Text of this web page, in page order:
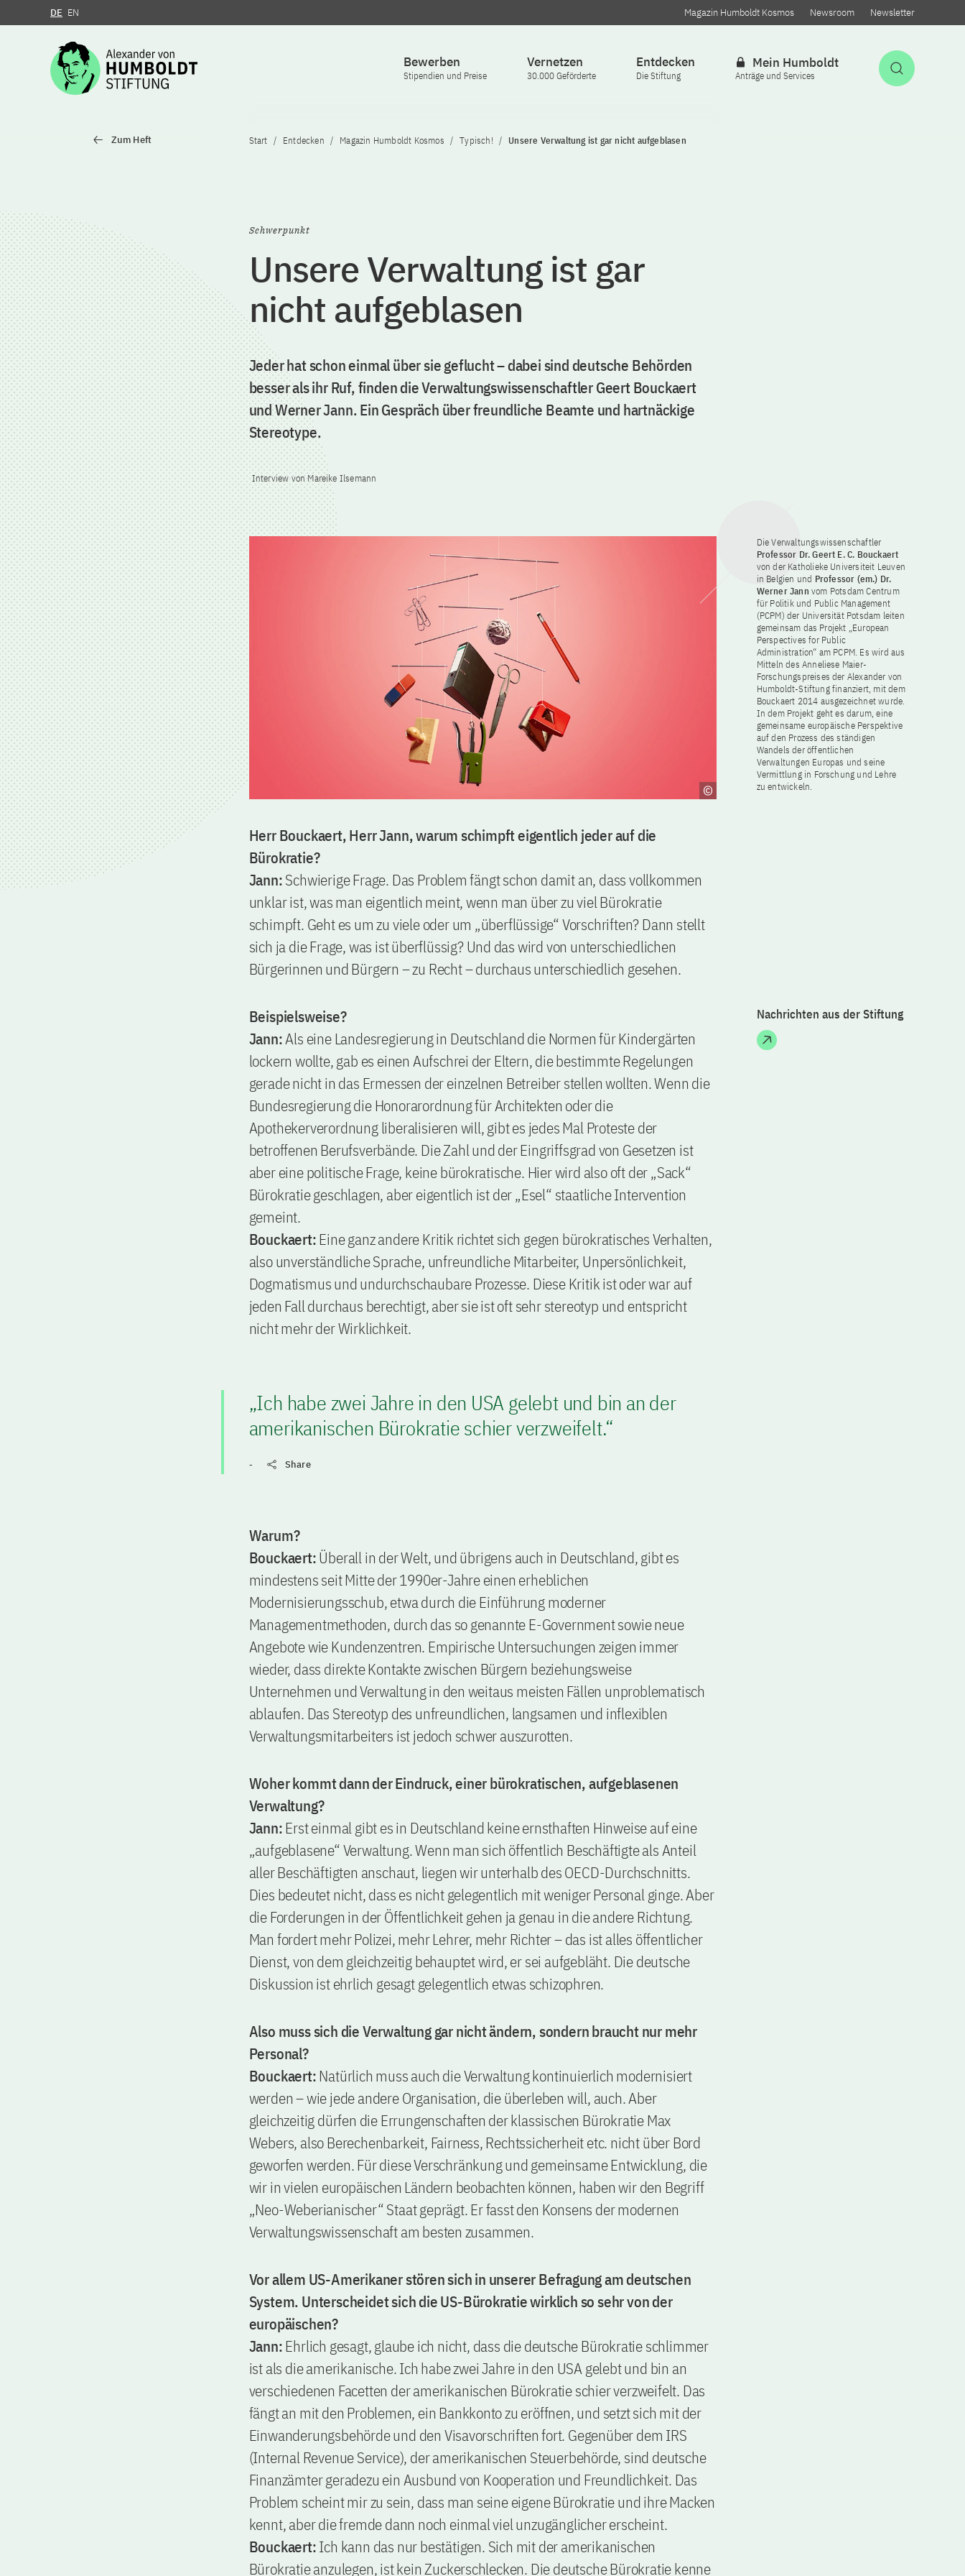
Zum Inhalt springen
DE EN Magazin Humboldt Kosmos Newsroom Newsletter
Bewerben
Stipendien und Preise
Vernetzen
30.000 Geförderte
Entdecken
Die Stiftung
Mein Humboldt
Anträge und Services
Zum Heft Start Entdecken Magazin Humboldt Kosmos Typisch! Unsere Verwaltung ist gar nicht aufgeblasen
Schwerpunkt
Unsere Verwaltung ist gar
nicht aufgeblasen
Jeder hat schon einmal über sie geflucht – dabei sind deutsche Behörden
besser als ihr Ruf, finden die Verwaltungswissenschaftler Geert Bouckaert
und Werner Jann. Ein Gespräch über freundliche Beamte und hartnäckige
Stereotype.
Interview von Mareike Ilsemann
Die Verwaltungswissenschaftler
Professor Dr. Geert E. C. Bouckaert
von der Katholieke Universiteit Leuven
in Belgien und Professor (em.) Dr.
Werner Jann vom Potsdam Centrum
für Politik und Public Management
(PCPM) der Universität Potsdam leiten
gemeinsam das Projekt „European
Perspectives for Public
Administration“ am PCPM. Es wird aus
Mitteln des Anneliese Maier-
Forschungspreises der Alexander von
Humboldt-Stiftung finanziert, mit dem
Bouckaert 2014 ausgezeichnet wurde.
In dem Projekt geht es darum, eine
gemeinsame europäische Perspektive
auf den Prozess des ständigen
Wandels der öffentlichen
Verwaltungen Europas und seine
Vermittlung in Forschung und Lehre
zu entwickeln.
Herr Bouckaert, Herr Jann, warum schimpft eigentlich jeder auf die
Bürokratie?
Jann:Schwierige Frage. Das Problem fängt schon damit an, dass vollkommen
unklar ist, was man eigentlich meint, wenn man über zu viel Bürokratie
schimpft. Geht es um zu viele oder um „überflüssige“ Vorschriften? Dann stellt
sich ja die Frage, was ist überflüssig? Und das wird von unterschiedlichen
Bürgerinnen und Bürgern – zu Recht – durchaus unterschiedlich gesehen.
Nachrichten aus der Stiftung
Beispielsweise?
Jann:Als eine Landesregierung in Deutschland die Normen für Kindergärten
lockern wollte, gab es einen Aufschrei der Eltern, die bestimmte Regelungen
gerade nicht in das Ermessen der einzelnen Betreiber stellen wollten. Wenn die
Bundesregierung die Honorarordnung für Architekten oder die
Apothekerverordnung liberalisieren will, gibt es jedes Mal Proteste der
betroffenen Berufsverbände. Die Zahl und der Eingriffsgrad von Gesetzen ist
aber eine politische Frage, keine bürokratische. Hier wird also oft der „Sack“
Bürokratie geschlagen, aber eigentlich ist der „Esel“ staatliche Intervention
gemeint.
Bouckaert:Eine ganz andere Kritik richtet sich gegen bürokratisches Verhalten,
also unverständliche Sprache, unfreundliche Mitarbeiter, Unpersönlichkeit,
Dogmatismus und undurchschaubare Prozesse. Diese Kritik ist oder war auf
jeden Fall durchaus berechtigt, aber sie ist oft sehr stereotyp und entspricht
nicht mehr der Wirklichkeit.
„Ich habe zwei Jahre in den USA gelebt und bin an der
amerikanischen Bürokratie schier verzweifelt.“
- Share
Warum?
Bouckaert:Überall in der Welt, und übrigens auch in Deutschland, gibt es
mindestens seit Mitte der 1990er-Jahre einen erheblichen
Modernisierungsschub, etwa durch die Einführung moderner
Managementmethoden, durch das so genannte E-Government sowie neue
Angebote wie Kundenzentren. Empirische Untersuchungen zeigen immer
wieder, dass direkte Kontakte zwischen Bürgern beziehungsweise
Unternehmen und Verwaltung in den weitaus meisten Fällen unproblematisch
ablaufen. Das Stereotyp des unfreundlichen, langsamen und inflexiblen
Verwaltungsmitarbeiters ist jedoch schwer auszurotten.
Woher kommt dann der Eindruck, einer bürokratischen, aufgeblasenen
Verwaltung?
Jann:Erst einmal gibt es in Deutschland keine ernsthaften Hinweise auf eine
„aufgeblasene“ Verwaltung. Wenn man sich öffentlich Beschäftigte als Anteil
aller Beschäftigten anschaut, liegen wir unterhalb des OECD-Durchschnitts.
Dies bedeutet nicht, dass es nicht gelegentlich mit weniger Personal ginge. Aber
die Forderungen in der Öffentlichkeit gehen ja genau in die andere Richtung.
Man fordert mehr Polizei, mehr Lehrer, mehr Richter – das ist alles öffentlicher
Dienst, von dem gleichzeitig behauptet wird, er sei aufgebläht. Die deutsche
Diskussion ist ehrlich gesagt gelegentlich etwas schizophren.
Also muss sich die Verwaltung gar nicht ändern, sondern braucht nur mehr
Personal?
Bouckaert:Natürlich muss auch die Verwaltung kontinuierlich modernisiert
werden – wie jede andere Organisation, die überleben will, auch. Aber
gleichzeitig dürfen die Errungenschaften der klassischen Bürokratie Max
Webers, also Berechenbarkeit, Fairness, Rechtssicherheit etc. nicht über Bord
geworfen werden. Für diese Verschränkung und gemeinsame Entwicklung, die
wir in vielen europäischen Ländern beobachten können, haben wir den Begriff
„Neo-Weberianischer“ Staat geprägt. Er fasst den Konsens der modernen
Verwaltungswissenschaft am besten zusammen.
Vor allem US-Amerikaner stören sich in unserer Befragung am deutschen
System. Unterscheidet sich die US-Bürokratie wirklich so sehr von der
europäischen?
Jann:Ehrlich gesagt, glaube ich nicht, dass die deutsche Bürokratie schlimmer
ist als die amerikanische. Ich habe zwei Jahre in den USA gelebt und bin an
verschiedenen Facetten der amerikanischen Bürokratie schier verzweifelt. Das
fängt an mit den Problemen, ein Bankkonto zu eröffnen, und setzt sich mit der
Einwanderungsbehörde und den Visavorschriften fort. Gegenüber dem IRS
(Internal Revenue Service), der amerikanischen Steuerbehörde, sind deutsche
Finanzämter geradezu ein Ausbund von Kooperation und Freundlichkeit. Das
Problem scheint mir zu sein, dass man seine eigene Bürokratie und ihre Macken
kennt, aber die fremde dann noch einmal viel unzugänglicher erscheint.
Bouckaert:Ich kann das nur bestätigen. Sich mit der amerikanischen
Bürokratie anzulegen, ist kein Zuckerschlecken. Die deutsche Bürokratie kenne